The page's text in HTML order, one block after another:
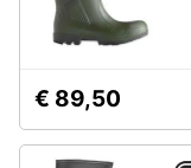
€ 89,50